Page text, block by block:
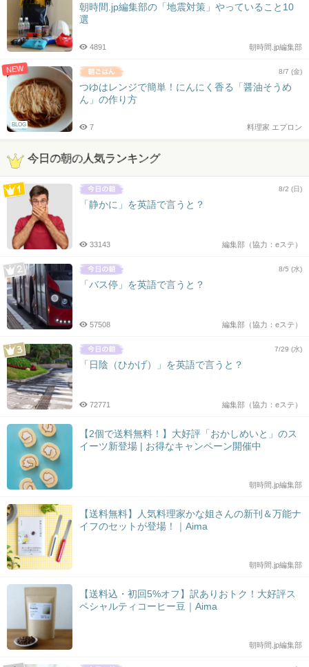
朝時間.jp編集部の「地震対策」やっていること10
選
朝時間.jp編集部
4891
NEW
BLOG
8/7 (金)
つゆはレンジで簡単！にんにく香る「醤油そうめ
ん」の作り方
料理家 エプロン
7
今日の朝の人気ランキング
8/2 (日)
「静かに」を英語で言うと？
編集部（協力：eステ）
33143
8/5 (水)
「バス停」を英語で言うと？
編集部（協力：eステ）
57508
7/29 (水)
「日陰（ひかげ）」を英語で言うと？
編集部（協力：eステ）
72771
【2個で送料無料！】大好評「おかしめいと」のス
イーツ新登場 | お得なキャンペーン開催中
朝時間.jp編集部
【送料無料】人気料理家かな姐さんの新刊＆万能ナ
イフのセットが登場！｜Aima
朝時間.jp編集部
【送料込・初回5%オフ】訳ありおトク！大好評ス
ペシャルティコーヒー豆｜Aima
朝時間.jp編集部